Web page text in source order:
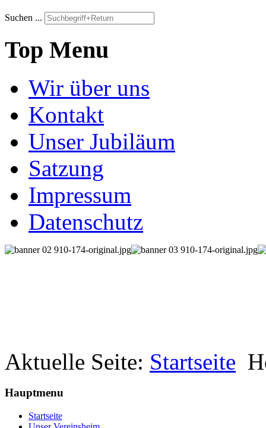
Suchen ...
Top Menu
Wir über uns
Kontakt
Unser Jubiläum
Satzung
Impressum
Datenschutz
Aktuelle Seite: Startseite
Hauptmenu
Startseite